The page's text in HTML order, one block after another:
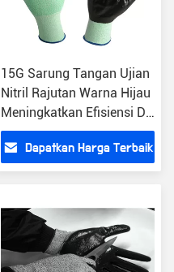
15G Sarung Tangan Ujian
Nitril Rajutan Warna Hijau
Meningkatkan Efisiensi Di
Tempat Kerja
Dapatkan Harga Terbaik